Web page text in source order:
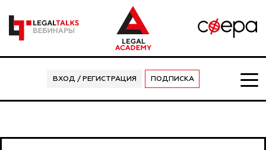
ВХОД / РЕГИСТРАЦИЯ ПОДПИСКА